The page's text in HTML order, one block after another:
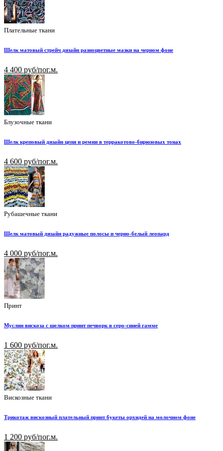
Плательные ткани
Шелк матовый стрейч дизайн разноцветные мазки на черном фоне
4 400 руб/пог.м.
Блузочные ткани
Шелк креповый дизайн цепи и ремни в терракотово-бирюзовых тонах
4 600 руб/пог.м.
Рубашечные ткани
Шелк матовый дизайн радужные полосы и черно-белый леопард
4 000 руб/пог.м.
Принт
Муслин вискоза с шелком принт печворк в серо-синей гамме
1 600 руб/пог.м.
Вискозные ткани
Трикотаж вискозный плательный принт букеты орхидей на молочном фоне
1 200 руб/пог.м.